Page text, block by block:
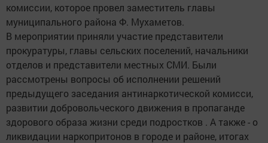
комиссии, которое провел заместитель главы
муниципального района Ф. Мухаметов.
В мероприятии приняли участие представители
прокуратуры, главы сельских поселений, начальники
отделов и представители местных СМИ. Были
рассмотрены вопросы об исполнении решений
предыдущего заседания антинаркотической комисси,
развитии добровольческого движения в пропаганде
здорового образа жизни среди подростков . А также - о
ликвидации наркопритонов в городе и районе, итогах